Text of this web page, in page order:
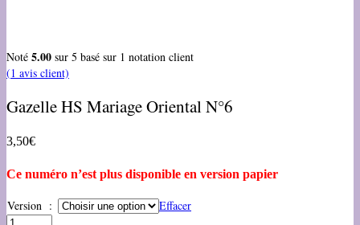
Noté 5.00 sur 5 basé sur 1 notation client
(1 avis client)
Gazelle HS Mariage Oriental N°6
3,50€
Ce numéro n’est plus disponible en version papier
Version : Effacer